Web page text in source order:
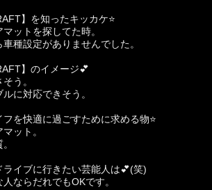
】を知ったキッカケ⭐
ットを探してた時。
種設定がありませんでした。
】のイメージ💕
う。
に対応できそう。
を快適に過ごすために求める物⭐
ット。
イブに行きたい芸能人は💕(笑)
ならだれでもOKです。